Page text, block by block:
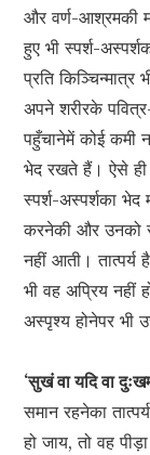
और वर्ण-आश्रमकी
हुए भी स्पर्श-
प्रति किञ्चिन्मात्र
अपने शरीरके
पहुँचानेमें कोई कमी
भेद रखते हैं। ऐसे ही
स्पर्श-अस्पर्शका भेद
करनेकी और उनको
नहीं आती।
भी वह अप्रिय नहीं
अस्पृश्य होनेपर भी
‘सुखं वा यदि वा
समान रहनेका
हो जाय, तो वह